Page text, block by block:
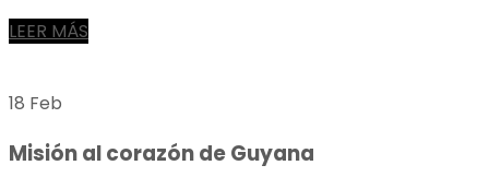
LEER MÁS
18 Feb
Misión al corazón de Guyana